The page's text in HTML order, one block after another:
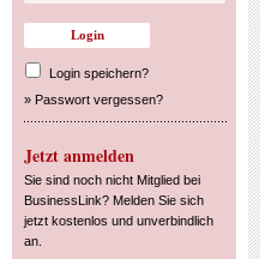
Login speichern?
» Passwort vergessen?
Jetzt anmelden
Sie sind noch nicht Mitglied bei
BusinessLink? Melden Sie sich
jetzt kostenlos und unverbindlich
an.